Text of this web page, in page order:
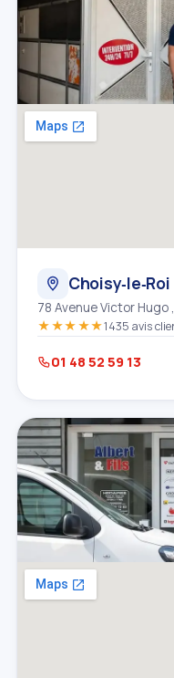
Choisy‑le‑Roi
78 Avenue Victor Hugo
★★★★★1435 avis
01 48 52 59 13